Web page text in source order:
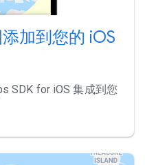
加到您的 iOS
SDK for iOS 集成到您